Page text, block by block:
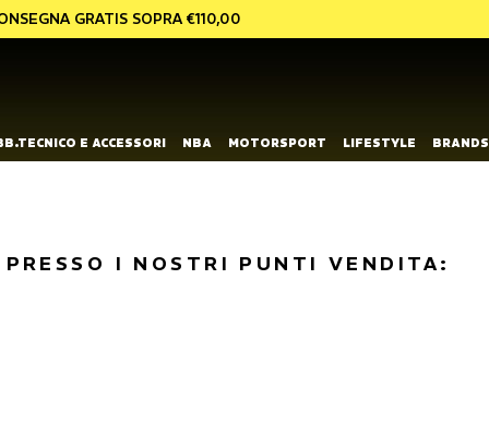
GRATIS SOPRA €110,00
E ACCESSORI NBA MOTORSPORT LIFESTYLE BRANDS
I NOSTRI PUNTI VENDITA: